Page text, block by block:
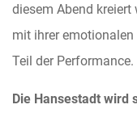
diesem Abend kreiert
mit ihrer
Teil der Performance.
Die Hansestadt wird